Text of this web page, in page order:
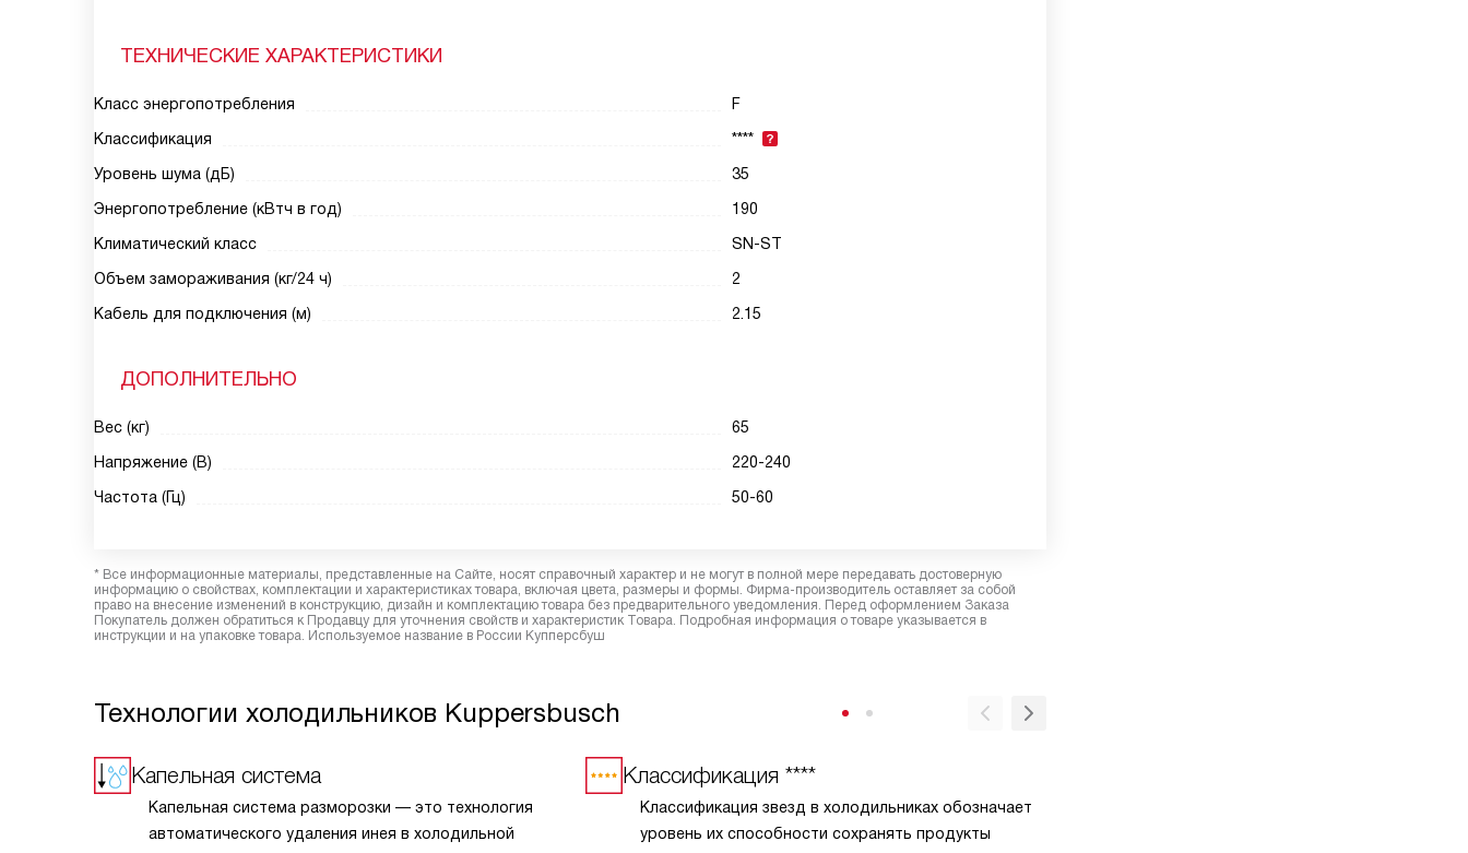
ТЕХНИЧЕСКИЕ ХАРАКТЕРИСТИКИ
Класс энергопотребления
F
Классификация
****
Уровень шума (дБ)
35
Энергопотребление (кВтч в год)
190
Климатический класс
SN-ST
Объем замораживания (кг/24 ч)
2
Кабель для подключения (м)
2.15
ДОПОЛНИТЕЛЬНО
Вес (кг)
65
Напряжение (В)
220-240
Частота (Гц)
50-60
* Все информационные материалы, представленные на Сайте, носят справочный характер и не могут в полной мере передавать достоверную
информацию о свойствах, комплектации и характеристиках товара, включая цвета, размеры и формы. Фирма-производитель оставляет за собой
право на внесение изменений в конструкцию, дизайн и комплектацию товара без предварительного уведомления. Перед оформлением Заказа
Покупатель должен обратиться к Продавцу для уточнения свойств и характеристик Товара. Подробная информация о товаре указывается в
инструкции и на упаковке товара. Используемое название в России Купперсбуш
Технологии холодильников Kuppersbusch
Капельная система
Капельная система разморозки — это технология
автоматического удаления инея в холодильной
Классификация ****
Классификация звезд в холодильниках обозначает
уровень их способности сохранять продукты